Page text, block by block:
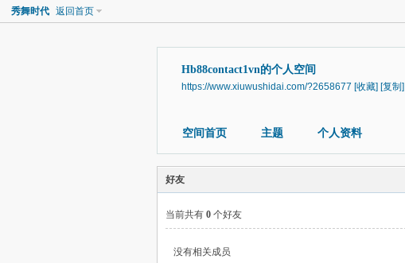
秀舞时代 返回首页
Hb88contact1vn的个人空间
https://www.xiuwushidai.com/?2658677 [收藏] [复制]
空间首页 主题 个人资料
好友
当前共有 0 个好友
没有相关成员